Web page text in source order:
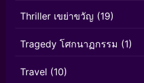
Thriller เขย่าขวัญ (19)
Tragedy โศกนาฏกรรม (1)
Travel (10)